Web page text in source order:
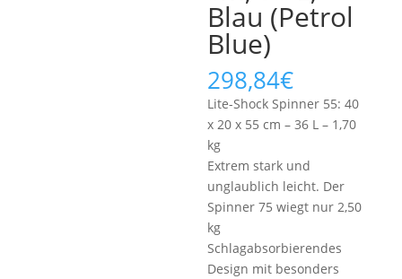
Blau (Petrol
Blue)
298,84€
Lite-Shock Spinner 55: 40
x 20 x 55 cm – 36 L – 1,70
kg
Extrem stark und
unglaublich leicht. Der
Spinner 75 wiegt nur 2,50
kg
Schlagabsorbierendes
Design mit besonders